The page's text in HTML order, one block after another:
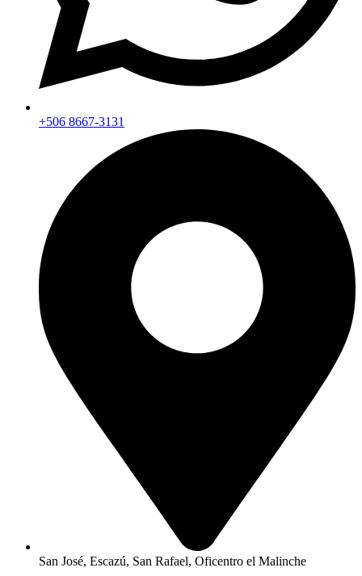
+506 8667-3131
San José, Escazú, San Rafael, Oficentro el Malinche